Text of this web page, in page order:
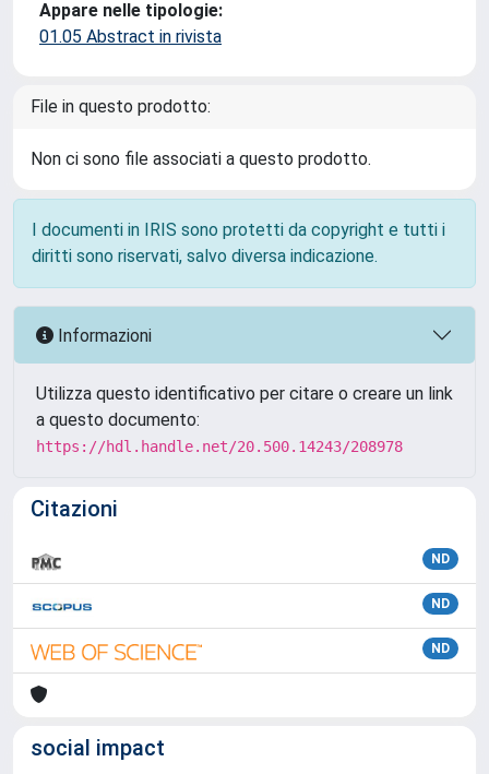
Appare nelle tipologie:
01.05 Abstract in rivista
File in questo prodotto:
Non ci sono file associati a questo prodotto.
I documenti in IRIS sono protetti da copyright e tutti i
diritti sono riservati, salvo diversa indicazione.
Informazioni
Utilizza questo identificativo per citare o creare un link
a questo documento:
https://hdl.handle.net/20.500.14243/208978
Citazioni
ND
ND
ND
social impact